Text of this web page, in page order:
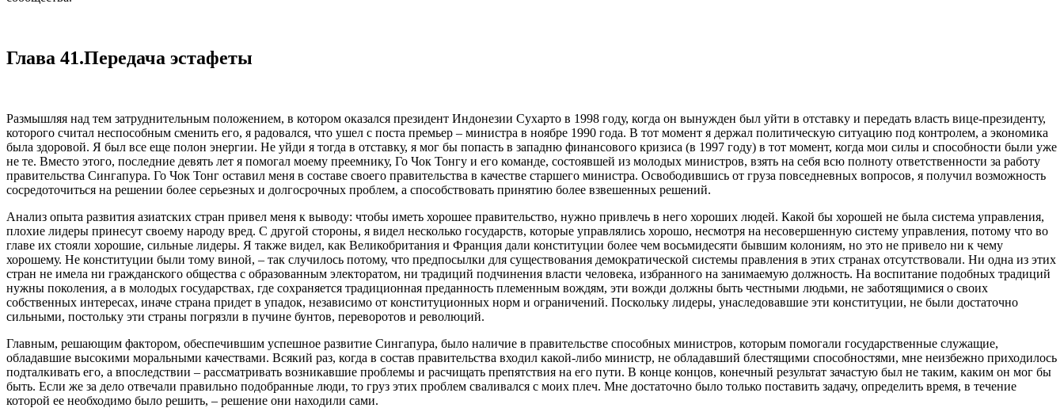
Глава 41.Передача эстафеты
Размышляя над тем затруднительным положением, в котором оказался президент Индонезии Сухарто в 1998 году, когда он вынужден был уйти в отставку и передать власть вице-президенту,
которого считал неспособным сменить его, я радовался, что ушел с поста премьер – министра в ноябре 1990 года. В тот момент я держал политическую ситуацию под контролем, а экономика
была здоровой. Я был все еще полон энергии. Не уйди я тогда в отставку, я мог бы попасть в западню финансового кризиса (в 1997 году) в тот момент, когда мои силы и способности были уже
не те. Вместо этого, последние девять лет я помогал моему преемнику, Го Чок Тонгу и его команде, состоявшей из молодых министров, взять на себя всю полноту ответственности за работу
правительства Сингапура. Го Чок Тонг оставил меня в составе своего правительства в качестве старшего министра. Освободившись от груза повседневных вопросов, я получил возможность
сосредоточиться на решении более серьезных и долгосрочных проблем, а способствовать принятию более взвешенных решений.
Анализ опыта развития азиатских стран привел меня к выводу: чтобы иметь хорошее правительство, нужно привлечь в него хороших людей. Какой бы хорошей не была система управления,
плохие лидеры принесут своему народу вред. С другой стороны, я видел несколько государств, которые управлялись хорошо, несмотря на несовершенную систему управления, потому что во
главе их стояли хорошие, сильные лидеры. Я также видел, как Великобритания и Франция дали конституции более чем восьмидесяти бывшим колониям, но это не привело ни к чему
хорошему. Не конституции были тому виной, – так случилось потому, что предпосылки для существования демократической системы правления в этих странах отсутствовали. Ни одна из этих
стран не имела ни гражданского общества с образованным электоратом, ни традиций подчинения власти человека, избранного на занимаемую должность. На воспитание подобных традиций
нужны поколения, а в молодых государствах, где сохраняется традиционная преданность племенным вождям, эти вожди должны быть честными людьми, не заботящимися о своих
собственных интересах, иначе страна придет в упадок, независимо от конституционных норм и ограничений. Поскольку лидеры, унаследовавшие эти конституции, не были достаточно
сильными, постольку эти страны погрязли в пучине бунтов, переворотов и революций.
Главным, решающим фактором, обеспечившим успешное развитие Сингапура, было наличие в правительстве способных министров, которым помогали государственные служащие,
обладавшие высокими моральными качествами. Всякий раз, когда в состав правительства входил какой-либо министр, не обладавший блестящими способностями, мне неизбежно приходилось
подталкивать его, а впоследствии – рассматривать возникавшие проблемы и расчищать препятствия на его пути. В конце концов, конечный результат зачастую был не таким, каким он мог бы
быть. Если же за дело отвечали правильно подобранные люди, то груз этих проблем сваливался с моих плеч. Мне достаточно было только поставить задачу, определить время, в течение
которой ее необходимо было решить, – решение они находили сами.